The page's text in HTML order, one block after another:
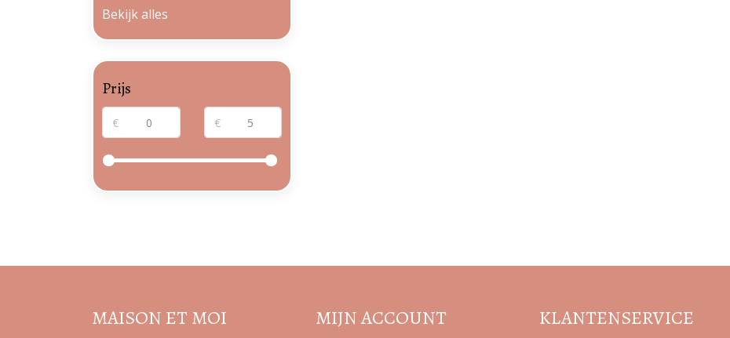
Bekijk alles
Prijs
€ €
Volg de nieuwste trends en acties
MAISON ET MOI MIJN ACCOUNT KLANTENSERVICE